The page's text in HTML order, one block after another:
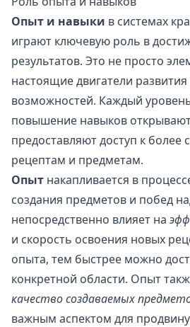
Опыт и навыки в системах
играют ключевую роль в
результатов. Это не просто
настоящие двигатели
возможностей. Каждый
повышение навыков
предоставляют доступ к
рецептам и предметам.
Опыт накапливается в
создания предметов и побед
непосредственно влияет на
и скорость освоения новых
опыта, тем быстрее можно
конкретной области. Опыт
качество создаваемых
важным аспектом для